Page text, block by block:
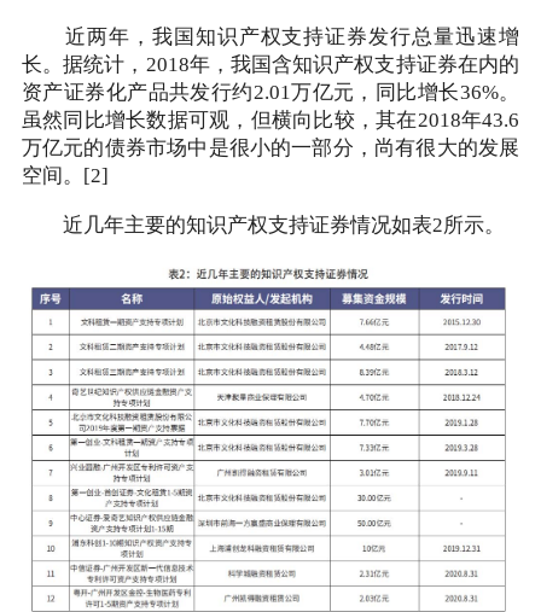
近两年，我国知识产权支持证券发行总量迅速增
长。据统计，2018年，我国含知识产权支持证券在内的
资产证券化产品共发行约2.01万亿元，同比增长36%。
虽然同比增长数据可观，但横向比较，其在2018年43.6
万亿元的债券市场中是很小的一部分，尚有很大的发展
空间。[2]
近几年主要的知识产权支持证券情况如表2所示。